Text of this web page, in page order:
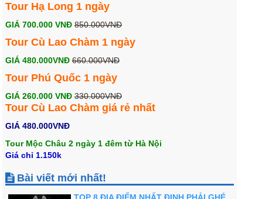
Tour Hạ Long 1 ngày
GIÁ 700.000 VNĐ 850.000VNĐ
Tour Cù Lao Chàm 1 ngày
GIÁ 480.000VNĐ 660.000VNĐ
Tour Phú Quốc 1 ngày
GIÁ 260.000 VNĐ 330.000VNĐ
Tour Cù Lao Chàm giá rẻ nhất
GIÁ 480.000VNĐ
Tour Mộc Châu 2 ngày 1 đêm từ Hà Nội
Giá chỉ 1.150k
Bài viết mới nhất!
Bật mí những địa điểm ngắm hoa anh